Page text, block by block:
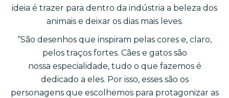
ideia é trazer para dentro da indústria a beleza dos
animais e deixar os dias mais leves.
“São desenhos que inspiram pelas cores e, claro,
pelos traços fortes. Cães e gatos são
nossa especialidade, tudo o que fazemos é
dedicado a eles. Por isso, esses são os
personagens que escolhemos para protagonizar as